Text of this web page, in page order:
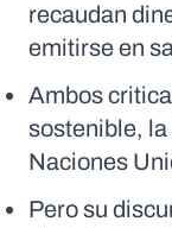
recaudan
emitirse en
Ambos
sostenible,
Naciones
Pero su